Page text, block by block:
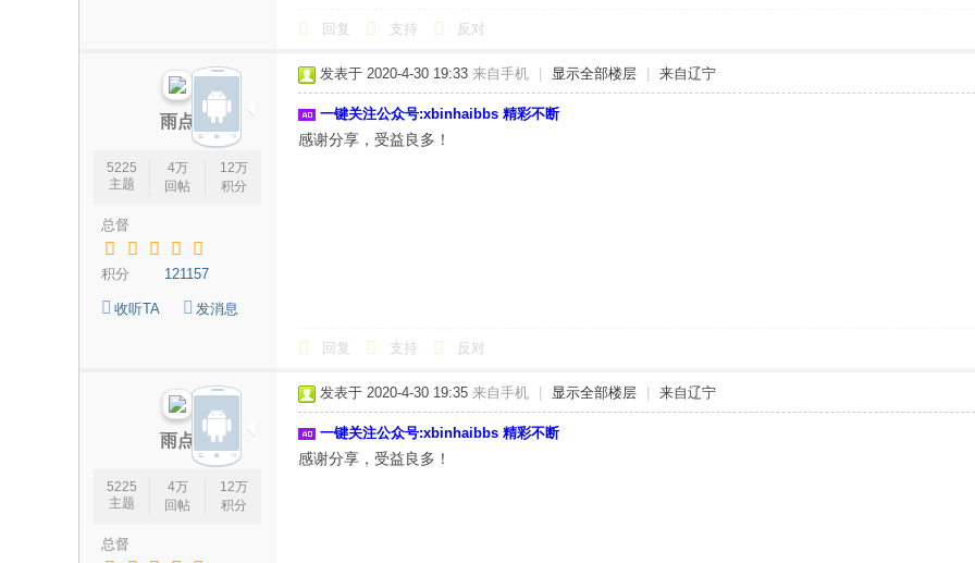
回复 支持 反对
雨点
5225
主题
4万
回帖
12万
积分
总督
积分 121157
收听TA 发消息
发表于 2020-4-30 19:33 来自手机 显示全部楼层 来自辽宁
一键关注公众号:xbinhaibbs 精彩不断
感谢分享，受益良多！
回复 支持 反对
雨点
5225
主题
4万
回帖
12万
积分
总督
发表于 2020-4-30 19:35 来自手机 显示全部楼层 来自辽宁
一键关注公众号:xbinhaibbs 精彩不断
感谢分享，受益良多！